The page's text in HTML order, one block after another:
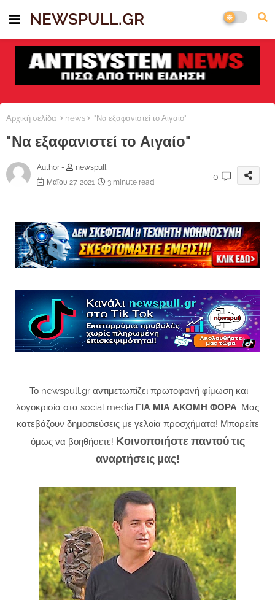
NEWSPULL.GR
Αρχική σελίδα news "Να εξαφανιστεί το Αιγαίο"
"Να εξαφανιστεί το Αιγαίο"
Author -
newspull
Μαΐου 27, 2021
3 minute read
0
Το newspull.gr αντιμετωπίζει πρωτοφανή φίμωση και
λογοκρισία στα social media ΓΙΑ ΜΙΑ ΑΚΟΜΗ ΦΟΡΑ. Μας
κατεβάζουν δημοσιεύσεις με γελοία προσχήματα! Μπορείτε
όμως να βοηθήσετε! Κοινοποιήστε παντού τις
αναρτήσεις μας!